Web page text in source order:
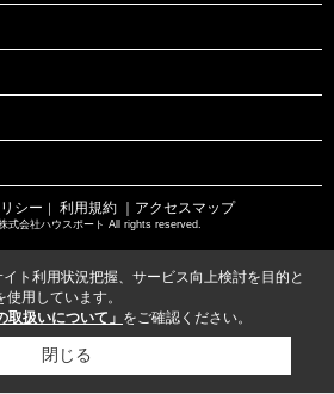
シー ｜ 利用規約 ｜アクセスマップ
式会社ハウスポート All rights reserved.
ト利用状況把握、サービス向上検討を目的と
用しています。
取扱いについて」 をご確認ください。
閉じる